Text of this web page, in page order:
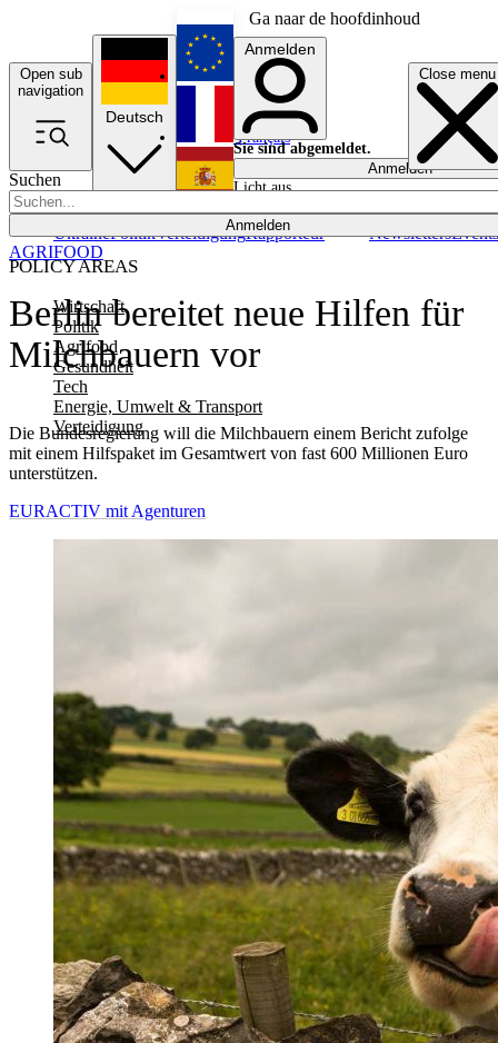
Ga naar de hoofdinhoud
Open sub
navigation
Close menu
Suchen
Anmelden
POLICY AREAS
Wirtschaft
Politik
Agrifood
Gesundheit
Tech
Energie, Umwelt & Transport
Verteidigung
UkrainePolitikVerteidigungRapporteur NewslettersEvents
Deutsch
English
Français
Anmelden
Sie sind abgemeldet.
Anmelden
Licht aus
Berlin bereitet neue Hilfen für
Milchbauern vor
Die Bundesregierung will die Milchbauern einem Bericht zufolge
mit einem Hilfspaket im Gesamtwert von fast 600 Millionen Euro
unterstützen.
AGRIFOOD
EURACTIV mit Agenturen